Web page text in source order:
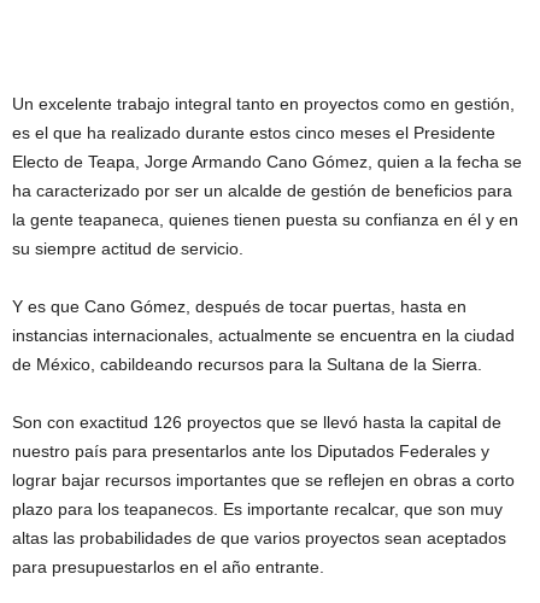
Un excelente trabajo integral tanto en proyectos como en gestión,
es el que ha realizado durante estos cinco meses el Presidente
Electo de Teapa, Jorge Armando Cano Gómez, quien a la fecha se
ha caracterizado por ser un alcalde de gestión de beneficios para
la gente teapaneca, quienes tienen puesta su confianza en él y en
su siempre actitud de servicio.
Y es que Cano Gómez, después de tocar puertas, hasta en
instancias internacionales, actualmente se encuentra en la ciudad
de México, cabildeando recursos para la Sultana de la Sierra.
Son con exactitud 126 proyectos que se llevó hasta la capital de
nuestro país para presentarlos ante los Diputados Federales y
lograr bajar recursos importantes que se reflejen en obras a corto
plazo para los teapanecos. Es importante recalcar, que son muy
altas las probabilidades de que varios proyectos sean aceptados
para presupuestarlos en el año entrante.